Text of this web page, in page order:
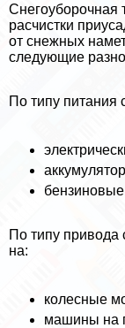
Снегоуборочная
расчистки
от снежных
следующие
По типу питания
По типу привода
на:
колесные
машины на